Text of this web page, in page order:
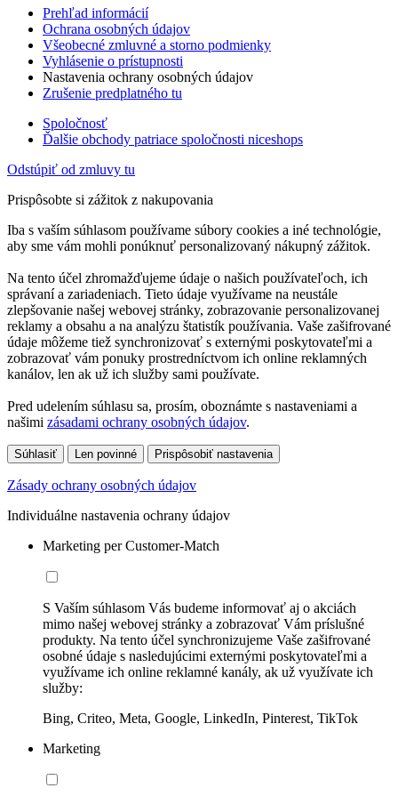
Prehľad informácií
Ochrana osobných údajov
Všeobecné zmluvné a storno podmienky
Vyhlásenie o prístupnosti
Nastavenia ochrany osobných údajov
Zrušenie predplatného tu
Spoločnosť
Ďalšie obchody patriace spoločnosti niceshops
Odstúpiť od zmluvy tu
Prispôsobte si zážitok z nakupovania
Iba s vaším súhlasom používame súbory cookies a iné technológie,
aby sme vám mohli ponúknuť personalizovaný nákupný zážitok.
Na tento účel zhromažďujeme údaje o našich používateľoch, ich
správaní a zariadeniach. Tieto údaje využívame na neustále
zlepšovanie našej webovej stránky, zobrazovanie personalizovanej
reklamy a obsahu a na analýzu štatistík používania. Vaše zašifrované
údaje môžeme tiež synchronizovať s externými poskytovateľmi a
zobrazovať vám ponuky prostredníctvom ich online reklamných
kanálov, len ak už ich služby sami používate.
Pred udelením súhlasu sa, prosím, oboznámte s nastaveniami a
našimi zásadami ochrany osobných údajov.
Súhlasiť Len povinné Prispôsobiť nastavenia
Zásady ochrany osobných údajov
Individuálne nastavenia ochrany údajov
Marketing per Customer-Match
S Vaším súhlasom Vás budeme informovať aj o akciách
mimo našej webovej stránky a zobrazovať Vám príslušné
produkty. Na tento účel synchronizujeme Vaše zašifrované
osobné údaje s nasledujúcimi externými poskytovateľmi a
využívame ich online reklamné kanály, ak už využívate ich
služby:
Bing, Criteo, Meta, Google, LinkedIn, Pinterest, TikTok
Marketing